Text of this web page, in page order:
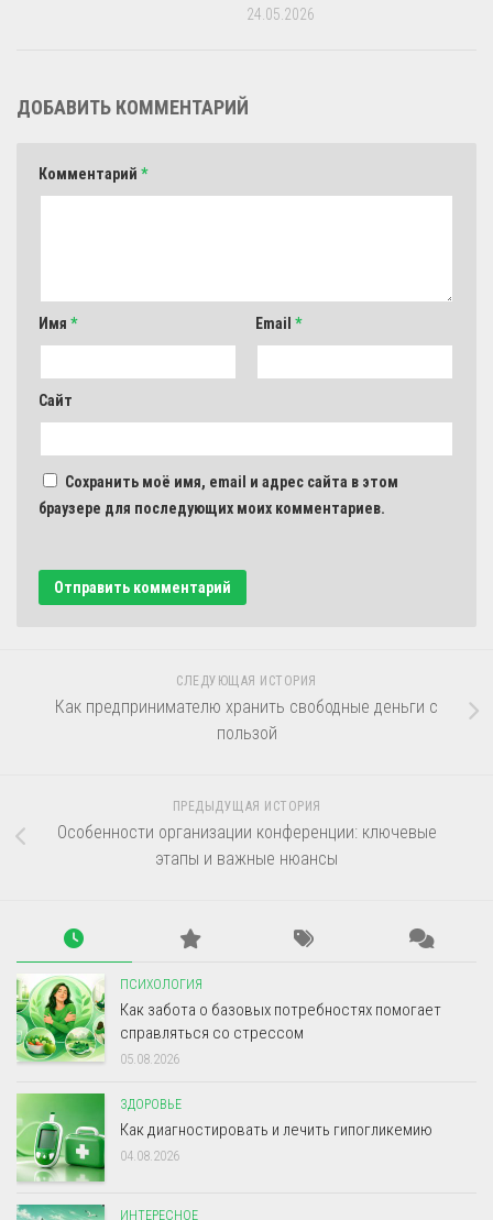
24.05.2026
ДОБАВИТЬ КОММЕНТАРИЙ
Комментарий *
Имя * Email *
Сайт
Сохранить моё имя, email и адрес сайта в этом
браузере для последующих моих комментариев.
СЛЕДУЮЩАЯ ИСТОРИЯ
Как предпринимателю хранить свободные деньги с
пользой
ПРЕДЫДУЩАЯ ИСТОРИЯ
Особенности организации конференции: ключевые
этапы и важные нюансы
ПСИХОЛОГИЯ
Как забота о базовых потребностях помогает
справляться со стрессом
05.08.2026
ЗДОРОВЬЕ
Как диагностировать и лечить гипогликемию
04.08.2026
ИНТЕРЕСНОЕ